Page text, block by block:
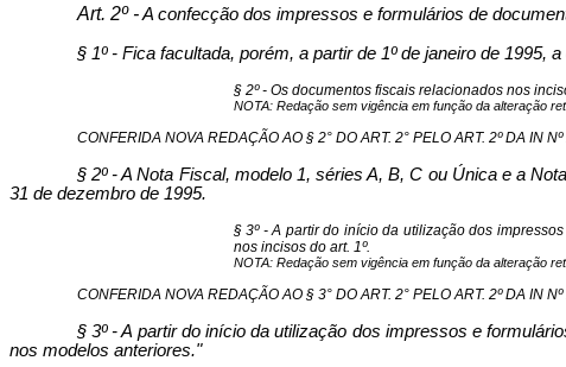
Art. 2º -A confecção dos impressos e formulários de
§ 1º - Fica facultada, porém, a partir de 1º de janeiro de
§ 2º - Os documentos fiscais relacionados nos
NOTA: Redação sem vigência em função da alteração
CONFERIDA NOVA REDAÇÃO AO § 2° DO ART. 2° PELO ART. 2º DA IN
§ 2º - A Nota Fiscal, modelo 1, séries A, B, C ou Única e a
31 de dezembro de 1995.
§ 3º - A partir do início da utilização dos
nos incisos do art. 1º.
NOTA: Redação sem vigência em função da alteração
CONFERIDA NOVA REDAÇÃO AO § 3° DO ART. 2° PELO ART. 2º DA IN
§ 3º - A partir do início da utilização dos impressos e
nos modelos anteriores."